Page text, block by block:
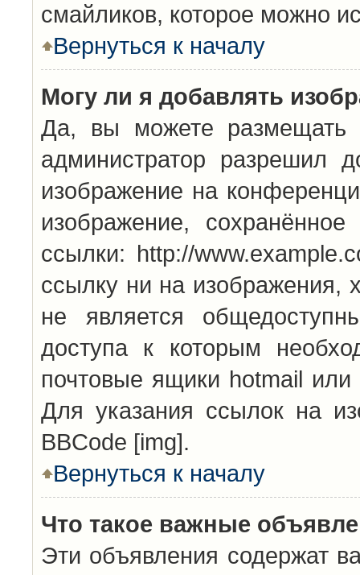
смайликов, которое можно
Вернуться к началу
Могу ли я добавлять
Да, вы можете размещать
администратор разрешил
изображение на
изображение,
ссылки: http://
ссылку ни на
не является
доступа к которым
почтовые ящики hotmail
Для указания ссылок на
BBCode [img].
Вернуться к началу
Что такое важные
Эти объявления содержат